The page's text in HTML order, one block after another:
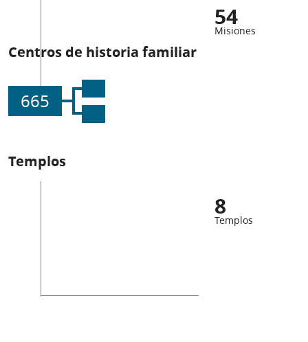
54
Misiones
Centros de historia familiar
665
Templos
8
Templos